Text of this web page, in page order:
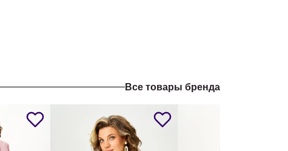
Все товары бренда